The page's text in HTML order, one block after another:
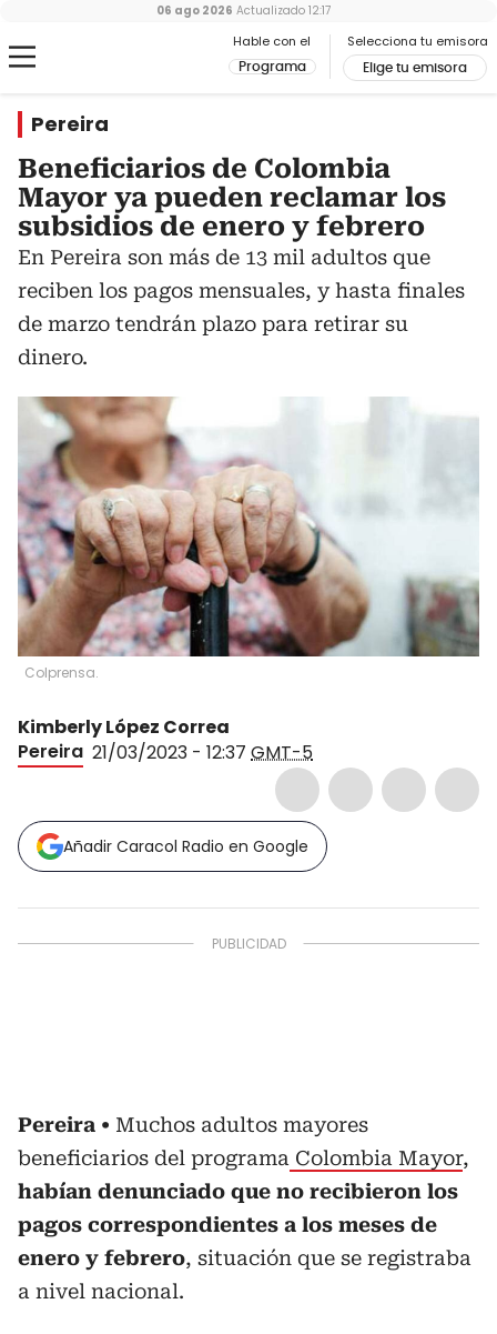
Hable con el
Programa
Selecciona tu emisora
Elige tu emisora
06 ago 2026 Actualizado 12:17
Pereira
Beneficiarios de Colombia
Mayor ya pueden reclamar los
subsidios de enero y febrero
En Pereira son más de 13 mil adultos que
reciben los pagos mensuales, y hasta finales
de marzo tendrán plazo para retirar su
dinero.
Colprensa.
Kimberly López Correa
Pereira 21/03/2023 - 12:37 GMT-5
Añadir Caracol Radio en Google
Pereira
Muchos adultos mayores
beneficiarios del programa Colombia Mayor,
habían denunciado que no recibieron los
pagos correspondientes a los meses de
enero y febrero, situación que se registraba
a nivel nacional.